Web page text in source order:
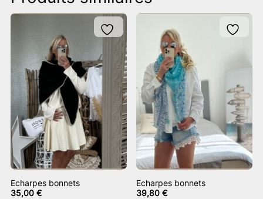
Echarpes bonnets
35,00 €
Echarpes bonnets
39,80€